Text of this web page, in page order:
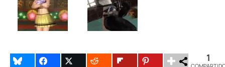
1